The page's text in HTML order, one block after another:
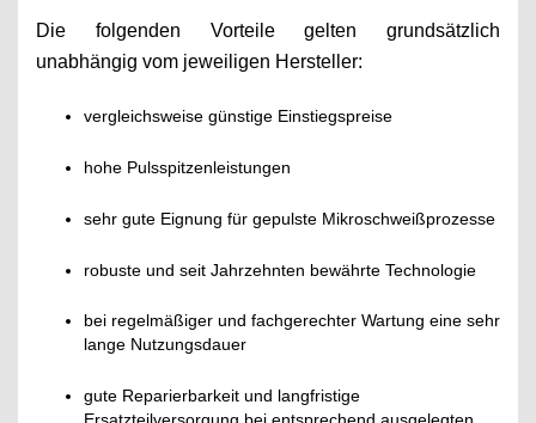
Die folgenden Vorteile gelten grundsätzlich
unabhängig vom jeweiligen Hersteller:
vergleichsweise günstige Einstiegspreise
hohe Pulsspitzenleistungen
sehr gute Eignung für gepulste Mikroschweißprozesse
robuste und seit Jahrzehnten bewährte Technologie
bei regelmäßiger und fachgerechter Wartung eine sehr
lange Nutzungsdauer
gute Reparierbarkeit und langfristige